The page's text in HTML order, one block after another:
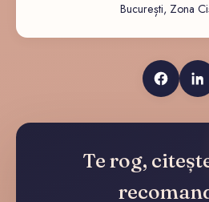
București, Zona
Te rog,